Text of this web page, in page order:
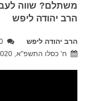
משתלם? שווה
הרב יהודה ליפש
הרב יהודה ליפש
ח' כסלו התשפ"א, 24.11.2020, 04:44